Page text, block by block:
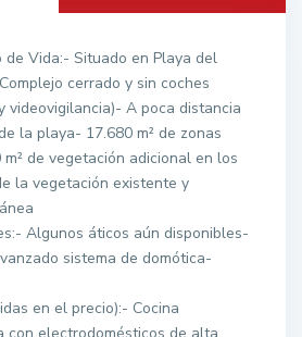
de Vida:- Situado en Playa del
cerrado y sin coches
videovigilancia)- A poca distancia
la playa- 17.680 m² de zonas
de vegetación adicional en los
la vegetación existente y
Algunos áticos aún disponibles-
sistema de domótica-
en el precio):- Cocina